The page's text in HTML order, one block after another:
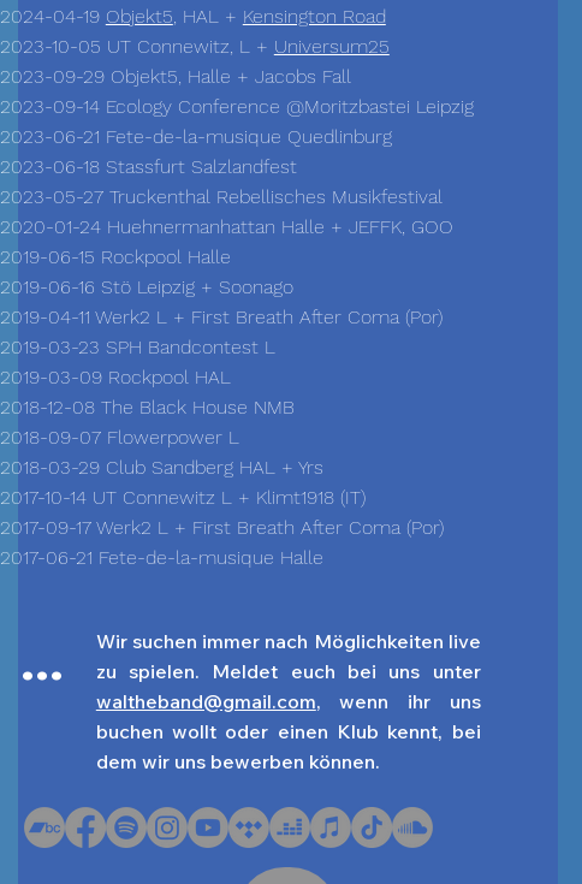
2024-04-19 Objekt5, HAL + Kensington Road
2023-10-05 UT Connewitz, L + Universum25
2023-09-29 Objekt5, Halle + Jacobs Fall
2023-09-14 Ecology Conference @Moritzbastei Leipzig
2023-06-21 Fete-de-la-musique Quedlinburg
2023-06-18 Stassfurt Salzlandfest
2023-05-27 Truckenthal Rebellisches Musikfestival
2020-01-24 Huehnermanhattan Halle + JEFFK, GOO
2019-06-15 Rockpool Halle
2019-06-16 Stö Leipzig + Soonago
2019-04-11 Werk2 L + First Breath After Coma (Por)
2019-03-23 SPH Bandcontest L
2019-03-09 Rockpool HAL
2018-12-08 The Black House NMB
2018-09-07 Flowerpower L
2018-03-29 Club Sandberg HAL + Yrs
2017-10-14 UT Connewitz L + Klimt1918 (IT)
2017-09-17 Werk2 L + First Breath After Coma (Por)
2017-06-21 Fete-de-la-musique Halle
...
Wir suchen immer nach Möglichkeiten live
zu spielen. Meldet euch bei uns unter
waltheband@gmail.com, wenn ihr uns
buchen wollt oder einen Klub kennt, bei
dem wir uns bewerben können.